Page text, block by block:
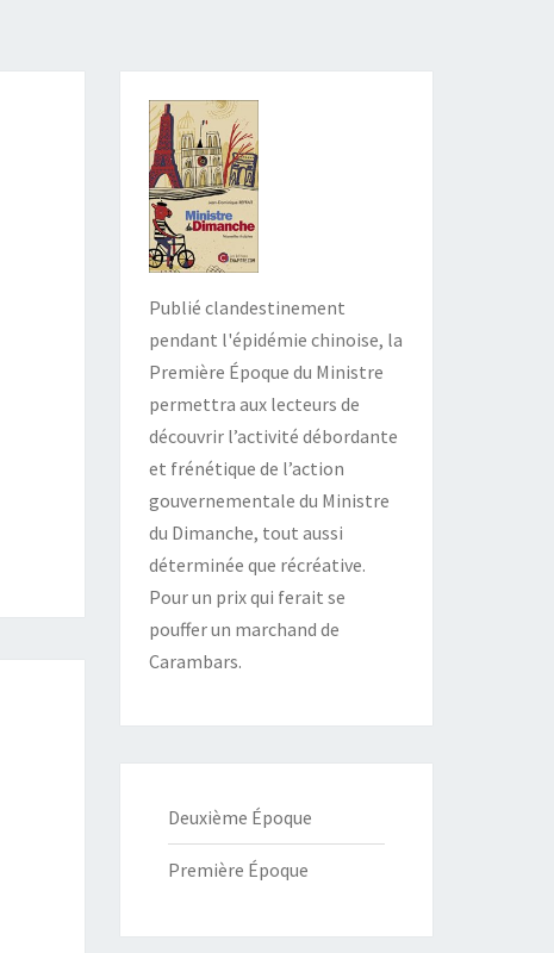
Publié clandestinement
pendant l'épidémie chinoise, la
Première Époque du Ministre
permettra aux lecteurs de
découvrir l’activité débordante
et frénétique de l’action
gouvernementale du Ministre
du Dimanche, tout aussi
déterminée que récréative.
Pour un prix qui ferait se
pouffer un marchand de
Carambars.
Deuxième Époque
Première Époque